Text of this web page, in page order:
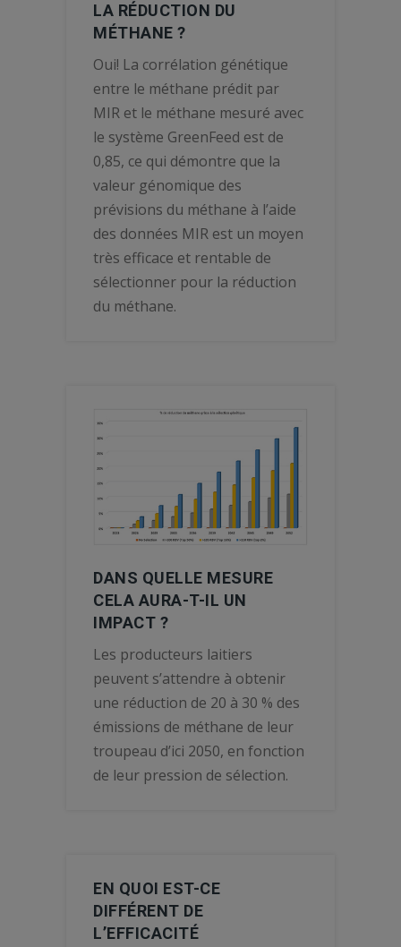
LA RÉDUCTION DU
MÉTHANE ?
Oui! La corrélation génétique
entre le méthane prédit par
MIR et le méthane mesuré avec
le système GreenFeed est de
0,85, ce qui démontre que la
valeur génomique des
prévisions du méthane à l’aide
des données MIR est un moyen
très efficace et rentable de
sélectionner pour la réduction
du méthane.
DANS QUELLE MESURE
CELA AURA-T-IL UN
IMPACT ?
Les producteurs laitiers
peuvent s’attendre à obtenir
une réduction de 20 à 30 % des
émissions de méthane de leur
troupeau d’ici 2050, en fonction
de leur pression de sélection.
EN QUOI EST-CE
DIFFÉRENT DE
L’EFFICACITÉ